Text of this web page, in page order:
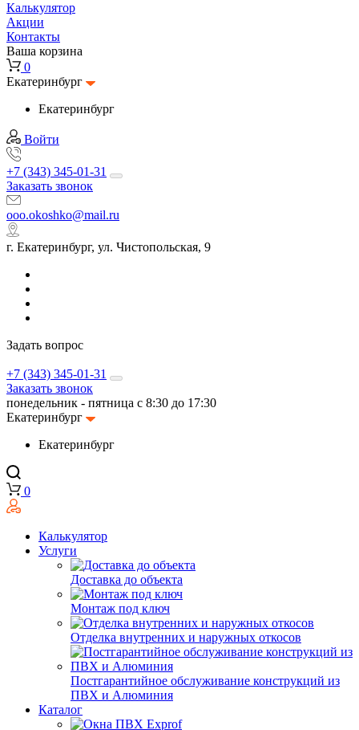
Калькулятор
Акции
Контакты
Ваша корзина
0
Екатеринбург
Екатеринбург
Войти
+7 (343) 345-01-31
Заказать звонок
ooo.okoshko@mail.ru
г. Екатеринбург, ул. Чистопольская, 9
Задать вопрос
+7 (343) 345-01-31
Заказать звонок
понедельник - пятница с 8:30 до 17:30
Екатеринбург
Екатеринбург
0
Калькулятор
Услуги
Доставка до объекта
Монтаж под ключ
Отделка внутренних и наружных откосов
Постгарантийное обслуживание конструкций из
ПВХ и Алюминия
Каталог